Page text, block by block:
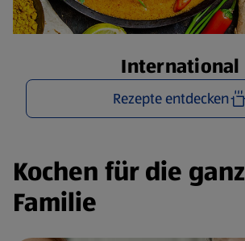
International
Rezepte entdecken
Kochen für die
Familie